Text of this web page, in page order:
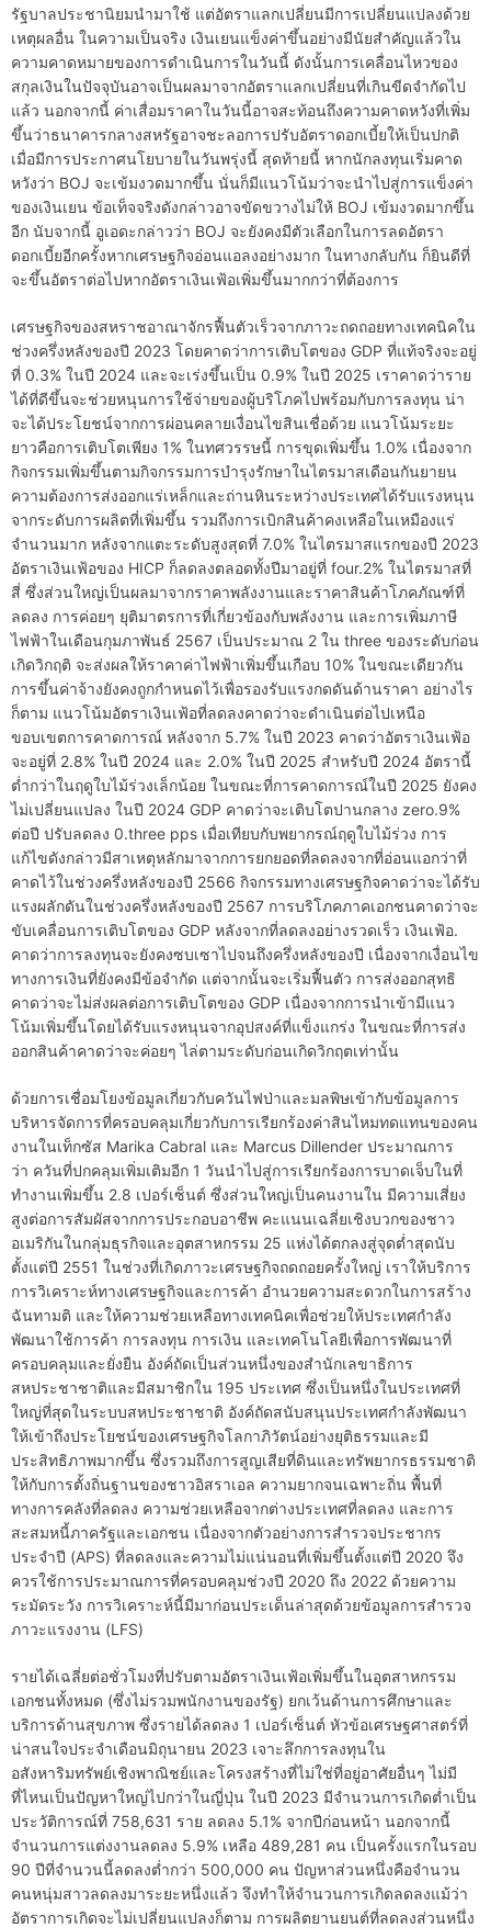
รัฐบาลประชานิยมนำมาใช้ แต่อัตราแลกเปลี่ยนมีการเปลี่ยนแปลงด้วย
เหตุผลอื่น ในความเป็นจริง เงินเยนแข็งค่าขึ้นอย่างมีนัยสำคัญแล้วใน
ความคาดหมายของการดำเนินการในวันนี้ ดังนั้นการเคลื่อนไหวของ
สกุลเงินในปัจจุบันอาจเป็นผลมาจากอัตราแลกเปลี่ยนที่เกินขีดจำกัดไป
แล้ว นอกจากนี้ ค่าเสื่อมราคาในวันนี้อาจสะท้อนถึงความคาดหวังที่เพิ่ม
ขึ้นว่าธนาคารกลางสหรัฐอาจชะลอการปรับอัตราดอกเบี้ยให้เป็นปกติ
เมื่อมีการประกาศนโยบายในวันพรุ่งนี้ สุดท้ายนี้ หากนักลงทุนเริ่มคาด
หวังว่า BOJ จะเข้มงวดมากขึ้น นั่นก็มีแนวโน้มว่าจะนำไปสู่การแข็งค่า
ของเงินเยน ข้อเท็จจริงดังกล่าวอาจขัดขวางไม่ให้ BOJ เข้มงวดมากขึ้น
อีก นับจากนี้ อูเอดะกล่าวว่า BOJ จะยังคงมีตัวเลือกในการลดอัตรา
ดอกเบี้ยอีกครั้งหากเศรษฐกิจอ่อนแอลงอย่างมาก ในทางกลับกัน ก็ยินดีที่
จะขึ้นอัตราต่อไปหากอัตราเงินเฟ้อเพิ่มขึ้นมากกว่าที่ต้องการ
เศรษฐกิจของสหราชอาณาจักรฟื้นตัวเร็วจากภาวะถดถอยทางเทคนิคใน
ช่วงครึ่งหลังของปี 2023 โดยคาดว่าการเติบโตของ GDP ที่แท้จริงจะอยู่
ที่ 0.3% ในปี 2024 และจะเร่งขึ้นเป็น 0.9% ในปี 2025 เราคาดว่าราย
ได้ที่ดีขึ้นจะช่วยหนุนการใช้จ่ายของผู้บริโภคไปพร้อมกับการลงทุน น่า
จะได้ประโยชน์จากการผ่อนคลายเงื่อนไขสินเชื่อด้วย แนวโน้มระยะ
ยาวคือการเติบโตเพียง 1% ในทศวรรษนี้ การขุดเพิ่มขึ้น 1.0% เนื่องจาก
กิจกรรมเพิ่มขึ้นตามกิจกรรมการบำรุงรักษาในไตรมาสเดือนกันยายน
ความต้องการส่งออกแร่เหล็กและถ่านหินระหว่างประเทศได้รับแรงหนุน
จากระดับการผลิตที่เพิ่มขึ้น รวมถึงการเบิกสินค้าคงเหลือในเหมืองแร่
จำนวนมาก หลังจากแตะระดับสูงสุดที่ 7.0% ในไตรมาสแรกของปี 2023
อัตราเงินเฟ้อของ HICP ก็ลดลงตลอดทั้งปีมาอยู่ที่ four.2% ในไตรมาสที่
สี่ ซึ่งส่วนใหญ่เป็นผลมาจากราคาพลังงานและราคาสินค้าโภคภัณฑ์ที่
ลดลง การค่อยๆ ยุติมาตรการที่เกี่ยวข้องกับพลังงาน และการเพิ่มภาษี
ไฟฟ้าในเดือนกุมภาพันธ์ 2567 เป็นประมาณ 2 ใน three ของระดับก่อน
เกิดวิกฤติ จะส่งผลให้ราคาค่าไฟฟ้าเพิ่มขึ้นเกือบ 10% ในขณะเดียวกัน
การขึ้นค่าจ้างยังคงถูกกำหนดไว้เพื่อรองรับแรงกดดันด้านราคา อย่างไร
ก็ตาม แนวโน้มอัตราเงินเฟ้อที่ลดลงคาดว่าจะดำเนินต่อไปเหนือ
ขอบเขตการคาดการณ์ หลังจาก 5.7% ในปี 2023 คาดว่าอัตราเงินเฟ้อ
จะอยู่ที่ 2.8% ในปี 2024 และ 2.0% ในปี 2025 สำหรับปี 2024 อัตรานี้
ต่ำกว่าในฤดูใบไม้ร่วงเล็กน้อย ในขณะที่การคาดการณ์ในปี 2025 ยังคง
ไม่เปลี่ยนแปลง ในปี 2024 GDP คาดว่าจะเติบโตปานกลาง zero.9%
ต่อปี ปรับลดลง 0.three pps เมื่อเทียบกับพยากรณ์ฤดูใบไม้ร่วง การ
แก้ไขดังกล่าวมีสาเหตุหลักมาจากการยกยอดที่ลดลงจากที่อ่อนแอกว่าที่
คาดไว้ในช่วงครึ่งหลังของปี 2566 กิจกรรมทางเศรษฐกิจคาดว่าจะได้รับ
แรงผลักดันในช่วงครึ่งหลังของปี 2567 การบริโภคภาคเอกชนคาดว่าจะ
ขับเคลื่อนการเติบโตของ GDP หลังจากที่ลดลงอย่างรวดเร็ว เงินเฟ้อ.
คาดว่าการลงทุนจะยังคงซบเซาไปจนถึงครึ่งหลังของปี เนื่องจากเงื่อนไข
ทางการเงินที่ยังคงมีข้อจำกัด แต่จากนั้นจะเริ่มฟื้นตัว การส่งออกสุทธิ
คาดว่าจะไม่ส่งผลต่อการเติบโตของ GDP เนื่องจากการนำเข้ามีแนว
โน้มเพิ่มขึ้นโดยได้รับแรงหนุนจากอุปสงค์ที่แข็งแกร่ง ในขณะที่การส่ง
ออกสินค้าคาดว่าจะค่อยๆ ไล่ตามระดับก่อนเกิดวิกฤตเท่านั้น
ด้วยการเชื่อมโยงข้อมูลเกี่ยวกับควันไฟป่าและมลพิษเข้ากับข้อมูลการ
บริหารจัดการที่ครอบคลุมเกี่ยวกับการเรียกร้องค่าสินไหมทดแทนของคน
งานในเท็กซัส Marika Cabral และ Marcus Dillender ประมาณการ
ว่า ควันที่ปกคลุมเพิ่มเติมอีก 1 วันนำไปสู่การเรียกร้องการบาดเจ็บในที่
ทำงานเพิ่มขึ้น 2.8 เปอร์เซ็นต์ ซึ่งส่วนใหญ่เป็นคนงานใน มีความเสี่ยง
สูงต่อการสัมผัสจากการประกอบอาชีพ คะแนนเฉลี่ยเชิงบวกของชาว
อเมริกันในกลุ่มธุรกิจและอุตสาหกรรม 25 แห่งได้ตกลงสู่จุดต่ำสุดนับ
ตั้งแต่ปี 2551 ในช่วงที่เกิดภาวะเศรษฐกิจถดถอยครั้งใหญ่ เราให้บริการ
การวิเคราะห์ทางเศรษฐกิจและการค้า อำนวยความสะดวกในการสร้าง
ฉันทามติ และให้ความช่วยเหลือทางเทคนิคเพื่อช่วยให้ประเทศกำลัง
พัฒนาใช้การค้า การลงทุน การเงิน และเทคโนโลยีเพื่อการพัฒนาที่
ครอบคลุมและยั่งยืน อังค์ถัดเป็นส่วนหนึ่งของสำนักเลขาธิการ
สหประชาชาติและมีสมาชิกใน 195 ประเทศ ซึ่งเป็นหนึ่งในประเทศที่
ใหญ่ที่สุดในระบบสหประชาชาติ อังค์ถัดสนับสนุนประเทศกำลังพัฒนา
ให้เข้าถึงประโยชน์ของเศรษฐกิจโลกาภิวัตน์อย่างยุติธรรมและมี
ประสิทธิภาพมากขึ้น ซึ่งรวมถึงการสูญเสียที่ดินและทรัพยากรธรรมชาติ
ให้กับการตั้งถิ่นฐานของชาวอิสราเอล ความยากจนเฉพาะถิ่น พื้นที่
ทางการคลังที่ลดลง ความช่วยเหลือจากต่างประเทศที่ลดลง และการ
สะสมหนี้ภาครัฐและเอกชน เนื่องจากตัวอย่างการสำรวจประชากร
ประจำปี (APS) ที่ลดลงและความไม่แน่นอนที่เพิ่มขึ้นตั้งแต่ปี 2020 จึง
ควรใช้การประมาณการที่ครอบคลุมช่วงปี 2020 ถึง 2022 ด้วยความ
ระมัดระวัง การวิเคราะห์นี้มีมาก่อนประเด็นล่าสุดด้วยข้อมูลการสำรวจ
ภาวะแรงงาน (LFS)
รายได้เฉลี่ยต่อชั่วโมงที่ปรับตามอัตราเงินเฟ้อเพิ่มขึ้นในอุตสาหกรรม
เอกชนทั้งหมด (ซึ่งไม่รวมพนักงานของรัฐ) ยกเว้นด้านการศึกษาและ
บริการด้านสุขภาพ ซึ่งรายได้ลดลง 1 เปอร์เซ็นต์ หัวข้อเศรษฐศาสตร์ที่
น่าสนใจประจำเดือนมิถุนายน 2023 เจาะลึกการลงทุนใน
อสังหาริมทรัพย์เชิงพาณิชย์และโครงสร้างที่ไม่ใช่ที่อยู่อาศัยอื่นๆ ไม่มี
ที่ไหนเป็นปัญหาใหญ่ไปกว่าในญี่ปุ่น ในปี 2023 มีจำนวนการเกิดต่ำเป็น
ประวัติการณ์ที่ 758,631 ราย ลดลง 5.1% จากปีก่อนหน้า นอกจากนี้
จำนวนการแต่งงานลดลง 5.9% เหลือ 489,281 คน เป็นครั้งแรกในรอบ
90 ปีที่จำนวนนี้ลดลงต่ำกว่า 500,000 คน ปัญหาส่วนหนึ่งคือจำนวน
คนหนุ่มสาวลดลงมาระยะหนึ่งแล้ว จึงทำให้จำนวนการเกิดลดลงแม้ว่า
อัตราการเกิดจะไม่เปลี่ยนแปลงก็ตาม การผลิตยานยนต์ที่ลดลงส่วนหนึ่ง